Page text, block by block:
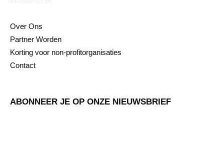
Over Ons
Partner Worden
Korting voor non-profitorganisaties
Contact
ABONNEER JE OP ONZE NIEUWSBRIEF